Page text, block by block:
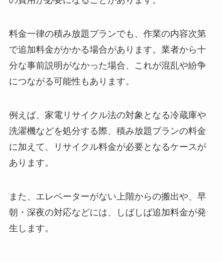
料金一律の積み放題プランでも、作業の内容次第
で追加料金がかかる場合があります。業者から十
分な事前説明がなかった場合、これが混乱や紛争
につながる可能性もあります。
例えば、家電リサイクル法の対象となる冷蔵庫や
洗濯機などを処分する際、積み放題プランの料金
に加えて、リサイクル料金が必要となるケースが
あります。
また、エレベーターがない上階からの搬出や、早
朝・深夜の対応などには、しばしば追加料金が発
生します。